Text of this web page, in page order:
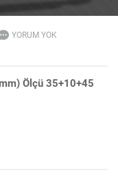
YORUM YOK
Ölçü 35+10+45